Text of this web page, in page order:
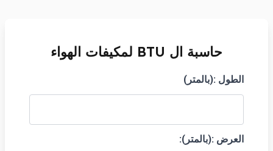
حاسبة ال BTU لمكيفات الهواء
الطول :(بالمتر)
العرض :(بالمتر):